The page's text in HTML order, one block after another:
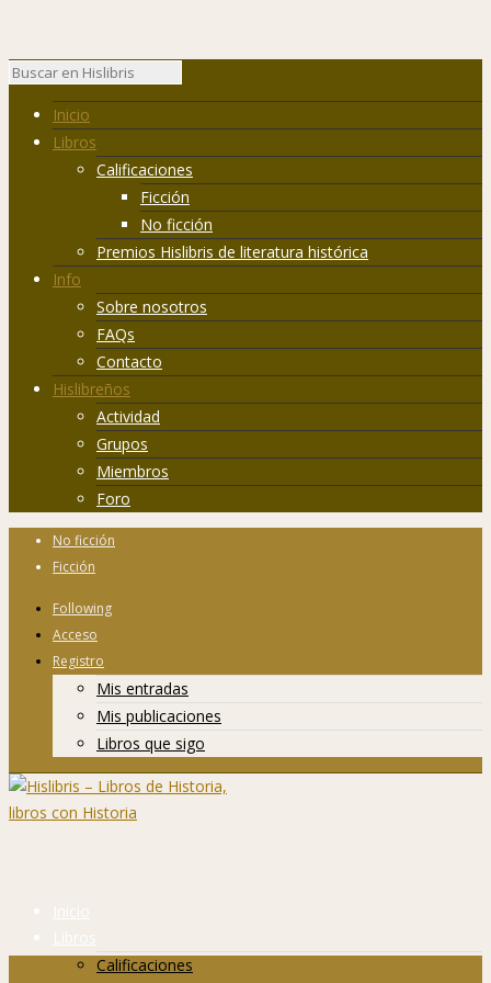
Inicio
Libros
Calificaciones
Ficción
No ficción
Premios Hislibris de literatura histórica
Info
Sobre nosotros
FAQs
Contacto
Hislibreños
Actividad
Grupos
Miembros
Foro
No ficción
Ficción
Following
Acceso
Registro
Mis entradas
Mis publicaciones
Libros que sigo
Inicio
Libros
Calificaciones